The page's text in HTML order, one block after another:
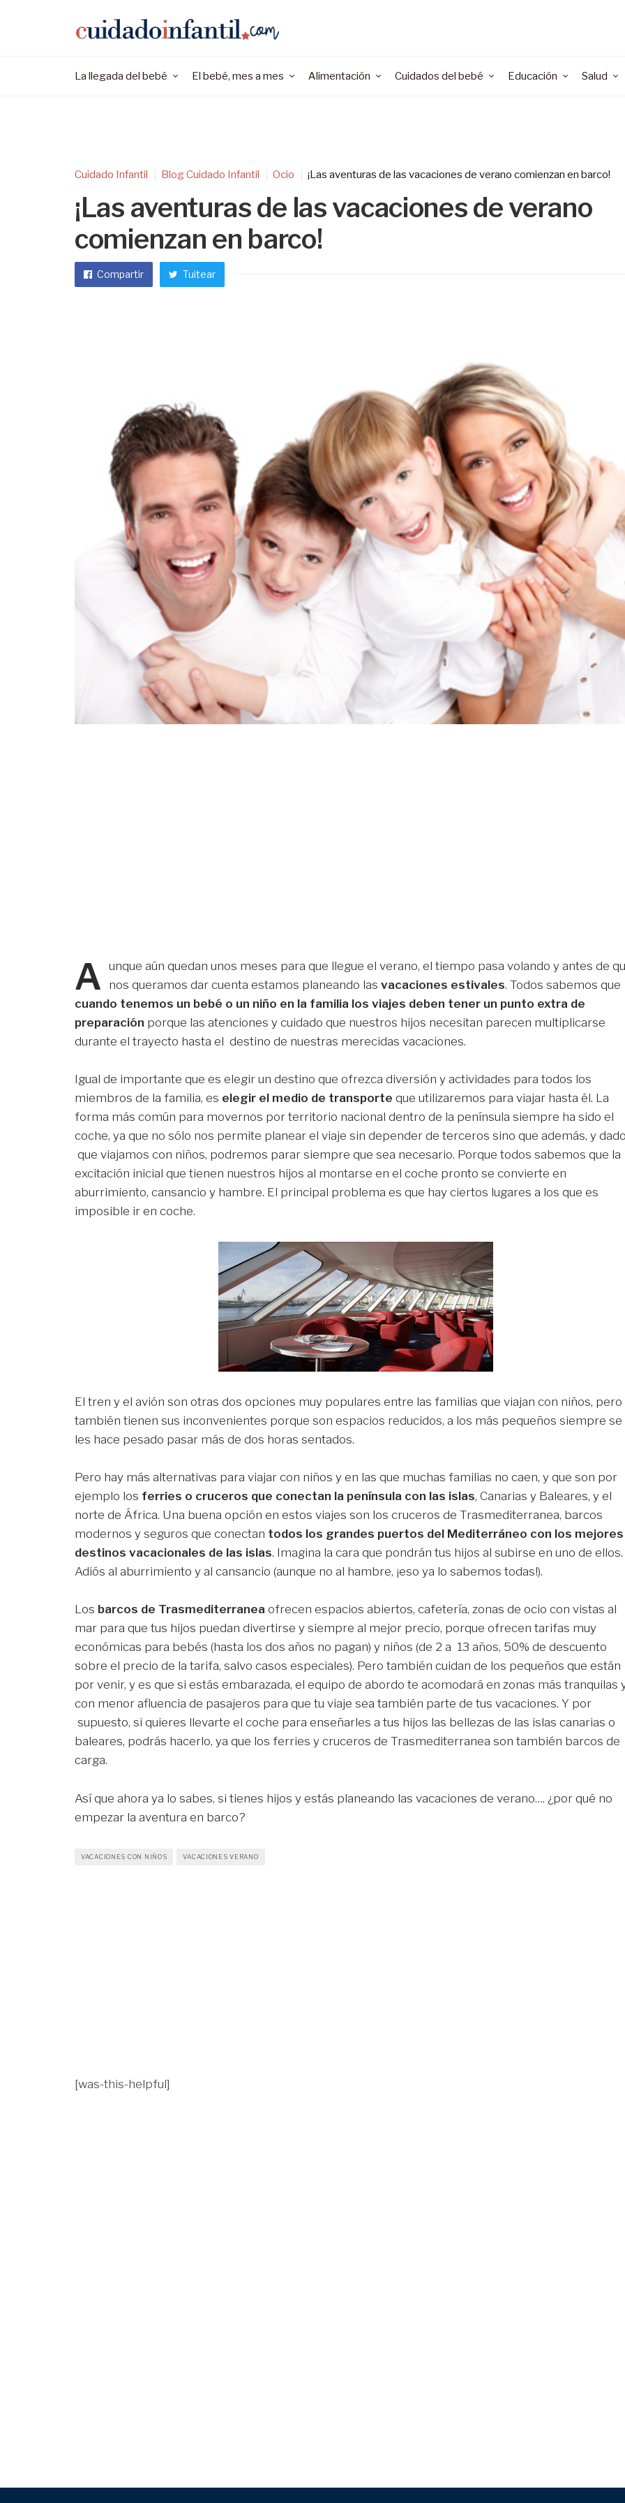
La llegada del bebé El bebé, mes a mes Alimentación Cuidados del bebé Educación Salud
Cuidado Infantil Blog Cuidado Infantil Ocio ¡Las aventuras de las vacaciones de verano comienzan en barco!
¡Las aventuras de las vacaciones de verano
comienzan en barco!
Compartir Tuitear
A
unque aún quedan unos meses para que llegue el verano, el tiempo pasa volando y antes de
nos queramos dar cuenta estamos planeando lasvacaciones estivales. Todos sabemos que
cuando tenemos un bebé o un niño en la familia los viajes deben tener un punto extra de
preparación porque las atenciones y cuidado que nuestros hijos necesitan parecen multiplicarse
durante el trayecto hasta el destino de nuestras merecidas vacaciones.
Igual de importante que es elegir un destino que ofrezca diversión y actividades para todos los
miembros de la familia, es elegir el medio de transporte que utilizaremos para viajar hasta él. La
forma más común para movernos por territorio nacional dentro de la península siempre ha sido el
coche, ya que no sólo nos permite planear el viaje sin depender de terceros sino que además, y
que viajamos con niños, podremos parar siempre que sea necesario. Porque todos sabemos que la
excitación inicial que tienen nuestros hijos al montarse en el coche pronto se convierte en
aburrimiento, cansancio y hambre. El principal problema es que hay ciertos lugares a los que es
imposible ir en coche.
El tren y el avión son otras dos opciones muy populares entre las familias que viajan con niños, pero
también tienen sus inconvenientes porque son espacios reducidos, a los más pequeños siempre se
les hace pesado pasar más de dos horas sentados.
Pero hay más alternativas para viajar con niños y en las que muchas familias no caen, y que son por
ejemplo los ferries o cruceros que conectan la península con las islas, Canarias y Baleares, y el
norte de África. Una buena opción en estos viajes son los cruceros de Trasmediterranea, barcos
modernos y seguros que conectan todos los grandes puertos del Mediterráneo con los mejores
destinos vacacionales de las islas. Imagina la cara que pondrán tus hijos al subirse en uno de ellos.
Adiós al aburrimiento y al cansancio (aunque no al hambre, ¡eso ya lo sabemos todas!).
Los barcos de Trasmediterranea ofrecen espacios abiertos, cafetería, zonas de ocio con vistas al
mar para que tus hijos puedan divertirse y siempre al mejor precio, porque ofrecen tarifas muy
económicas para bebés (hasta los dos años no pagan) y niños (de 2 a 13 años, 50% de descuento
sobre el precio de la tarifa, salvo casos especiales). Pero también cuidan de los pequeños que están
por venir, y es que si estás embarazada, el equipo de abordo te acomodará en zonas más tranquilas
con menor afluencia de pasajeros para que tu viaje sea también parte de tus vacaciones. Y por
supuesto, si quieres llevarte el coche para enseñarles a tus hijos las bellezas de las islas canarias o
baleares, podrás hacerlo, ya que los ferries y cruceros de Trasmediterranea son también barcos de
carga.
Así que ahora ya lo sabes, si tienes hijos y estás planeando las vacaciones de verano…. ¿por qué no
empezar la aventura en barco?
VACACIONES CON NIÑOS VACACIONES VERANO
[was-this-helpful]